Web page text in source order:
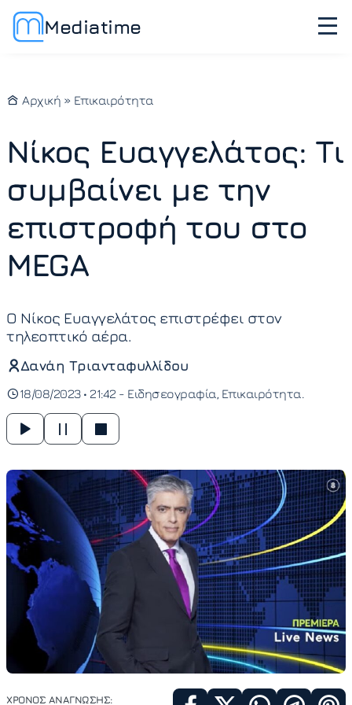
Mediatime
Αρχική » Επικαιρότητα
Νίκος Ευαγγελάτος: Τι
συμβαίνει με την
επιστροφή του στο
MEGA
Ο Νίκος Ευαγγελάτος επιστρέφει στον
τηλεοπτικό αέρα.
Δανάη Τριανταφυλλίδου
18/08/2023 • 21:42 - Ειδησεογραφία Επικαιρότητα
ΧΡΟΝΟΣ ΑΝΑΓΝΩΣΗΣ: